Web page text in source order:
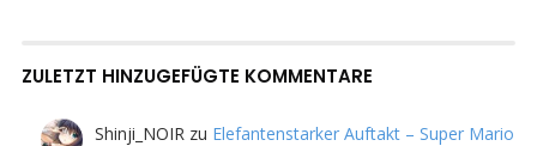
ZULETZT HINZUGEFÜGTE KOMMENTARE
Shinji_NOIR zu Elefantenstarker Auftakt – Super Mario